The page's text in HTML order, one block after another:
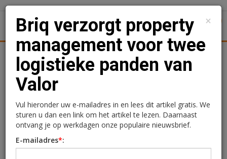
Nieuws Uitgelicht Achtergronden
Briq verzorgt property
management voor twee
logistieke panden van
Valor
×
Briq verzorgt property
management voor twee
logistieke panden van
Valor
Vul hieronder uw e-mailadres in en lees dit artikel gratis. We
sturen u dan een link om het artikel te lezen. Daarnaast
ontvang je op werkdagen onze populaire nieuwsbrief.
E-mailadres*: